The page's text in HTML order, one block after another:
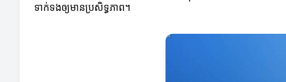
ទាក់ទងឲ្យមានប្រសិទ្ធភាព។